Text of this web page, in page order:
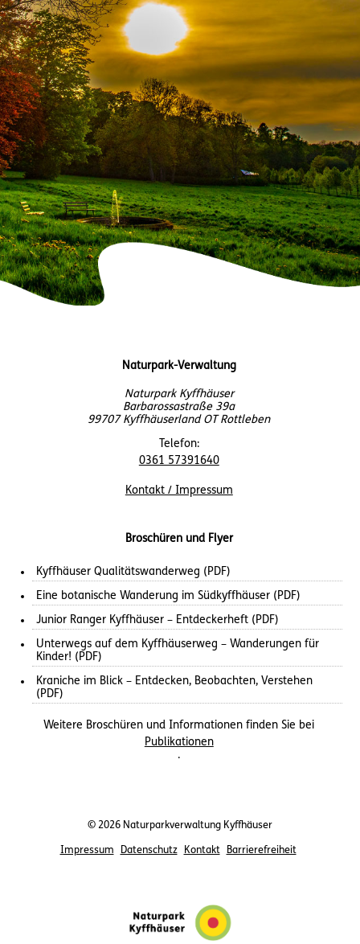
Naturpark-Verwaltung
Naturpark Kyffhäuser
Barbarossastraße 39a
99707 Kyffhäuserland OT Rottleben
Telefon:
0361 57391640
Kontakt / Impressum
Broschüren und Flyer
Kyffhäuser Qualitätswanderweg (PDF)
Eine botanische Wanderung im Südkyffhäuser (PDF)
Junior Ranger Kyffhäuser – Entdeckerheft (PDF)
Unterwegs auf dem Kyffhäuserweg – Wanderungen für
Kinder! (PDF)
Kraniche im Blick – Entdecken, Beobachten, Verstehen
(PDF)
Weitere Broschüren und Informationen finden Sie bei
Publikationen
.
© 2026 Naturparkverwaltung Kyffhäuser
Impressum Datenschutz Kontakt Barrierefreiheit